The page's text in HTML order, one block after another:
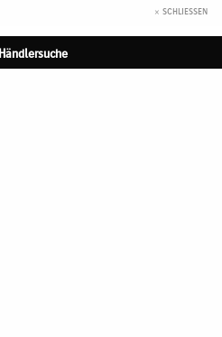
× SCHLIESSEN
Händlersuche